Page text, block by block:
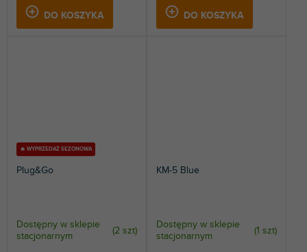
DO KOSZYKA DO KOSZYKA
🔥 WYPRZEDAŻ SEZONOWA
Plug&Go
Dostępny w sklepie
stacjonarnym
(2 szt)
KM-5 Blue
Dostępny w sklepie
stacjonarnym
(1 szt)